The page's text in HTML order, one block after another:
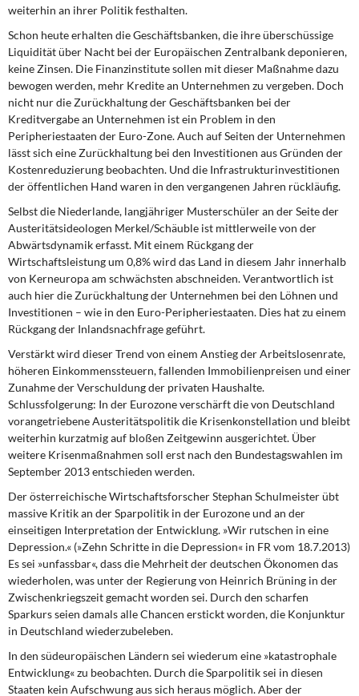
weiterhin an ihrer Politik festhalten.
Schon heute erhalten die Geschäftsbanken,die ihre überschüssige
Liquidität über Nacht bei der Europäischen Zentralbank deponieren,
keine Zinsen. Die Finanzinstitute sollen mit dieser Maßnahme dazu
bewogen werden, mehr Kredite an Unternehmen zu vergeben. Doch
nicht nur die Zurückhaltung der Geschäftsbanken bei der
Kreditvergabe an Unternehmen ist ein Problem in den
Peripheriestaaten der Euro-Zone. Auch auf Seiten der Unternehmen
lässt sich eine Zurückhaltung bei den Investitionen aus Gründen der
Kostenreduzierung beobachten. Und die Infrastrukturinvestitionen
der öffentlichen Hand waren in den vergangenen Jahren rückläufig.
Selbst die Niederlande, langjähriger Musterschüleran der Seite der
Austeritätsideologen Merkel/Schäuble ist mittlerweile von der
Abwärtsdynamik erfasst. Mit einem Rückgang der
Wirtschaftsleistung um 0,8% wird das Land in diesem Jahr innerhalb
von Kerneuropa am schwächsten abschneiden. Verantwortlich ist
auch hier die Zurückhaltung der Unternehmen bei den Löhnen und
Investitionen – wie in den Euro-Peripheriestaaten. Dies hat zu einem
Rückgang der Inlandsnachfrage geführt.
Verstärkt wird dieser Trend von einem Anstieg der Arbeitslosenrate,
höheren Einkommenssteuern, fallenden Immobilienpreisen und einer
Zunahme der Verschuldung der privaten Haushalte.
Schlussfolgerung: In der Eurozone verschärft die von Deutschland
vorangetriebene Austeritätspolitik die Krisenkonstellation und bleibt
weiterhin kurzatmig auf bloßen Zeitgewinn ausgerichtet. Über
weitere Krisenmaßnahmen soll erst nach den Bundestagswahlen im
September 2013 entschieden werden.
Der österreichische Wirtschaftsforscher Stephan Schulmeisterübt
massive Kritik an der Sparpolitik in der Eurozone und an der
einseitigen Interpretation der Entwicklung. »Wir rutschen in eine
Depression.« (»Zehn Schritte in die Depression« in FR vom 18.7.2013)
Es sei »unfassbar«, dass die Mehrheit der deutschen Ökonomen das
wiederholen, was unter der Regierung von Heinrich Brüning in der
Zwischenkriegszeit gemacht worden sei. Durch den scharfen
Sparkurs seien damals alle Chancen erstickt worden, die Konjunktur
in Deutschland wiederzubeleben.
In den südeuropäischen Ländern sei wiederum eine »katastrophale
Entwicklung« zu beobachten. Durch die Sparpolitik sei in diesen
Staaten kein Aufschwung aus sich heraus möglich. Aber der